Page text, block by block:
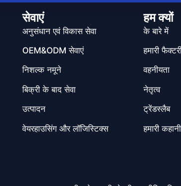
सेवाएं
अनुसंधान एवं विकास सेवा
OEM&ODM सेवाएं
निशल्क नमूने
बिक्री के बाद सेवा
उत्पादन
वेयरहाउसिंग और लॉजिस्टिक्स
हम क्यों
के बारे में
हमारी
वहनीयता
नेतृत्व
ट्रेंडस्लैब
हमारी कहानी